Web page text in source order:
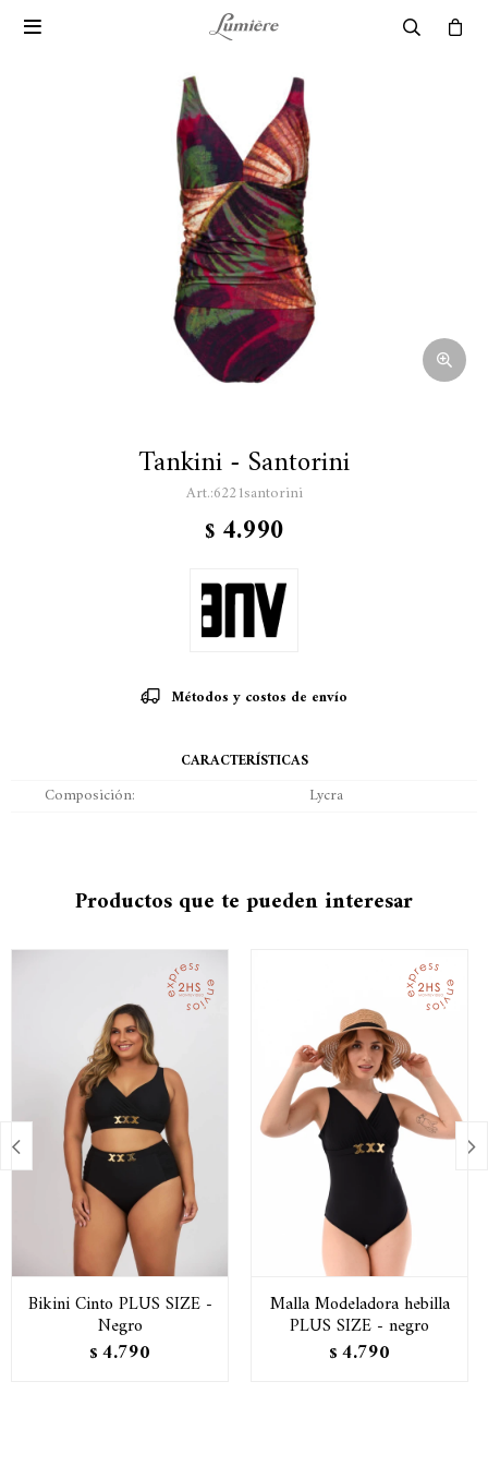

Tankini - Santorini
6221santorini
$ 4.990
Métodos y costos de envío
CARACTERÍSTICAS
Composición Lycra
Productos que te pueden interesar
Bikini Cinto PLUS SIZE -
Negro
$ 4.790
Malla Modeladora hebilla
PLUS SIZE - negro
$ 4.790
 